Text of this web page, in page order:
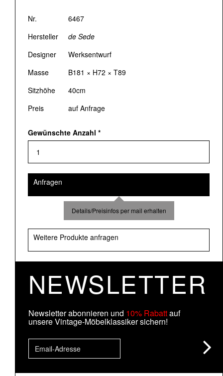
Nr.
6467
Hersteller
de Sede
Designer
Werksentwurf
Masse
B181 × H72 × T89
Sitzhöhe
40cm
Preis
auf Anfrage
Gewünschte Anzahl *
Anfragen
Details/Preisinfos per mail erhalten
Weitere Produkte anfragen
NEWSLETTER
Newsletter abonnieren und 10% Rabattauf
unsere Vintage-Möbelklassiker sichern!